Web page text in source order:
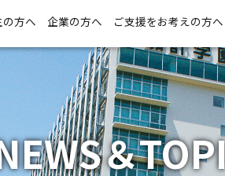
方へ 企業の方へ ご支援をお考えの方へ
＆